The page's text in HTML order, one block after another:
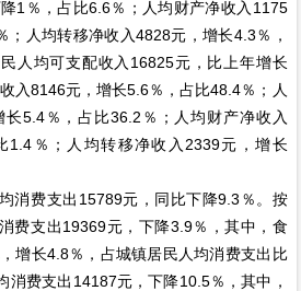
1％，占比6.6％；人均财产净收入1175
；人均转移净收入4828元，增长4.3％，
人均可支配收入16825元，比上年增长
入8146元，增长5.6％，占比48.4％；人
5.4％，占比36.2％；人均财产净收入
1.4％；人均转移净收入2339元，增长
消费支出15789元，同比下降9.3％。按
费支出19369元，下降3.9％，其中，食
增长4.8％，占城镇居民人均消费支出比
消费支出14187元，下降10.5％，其中，